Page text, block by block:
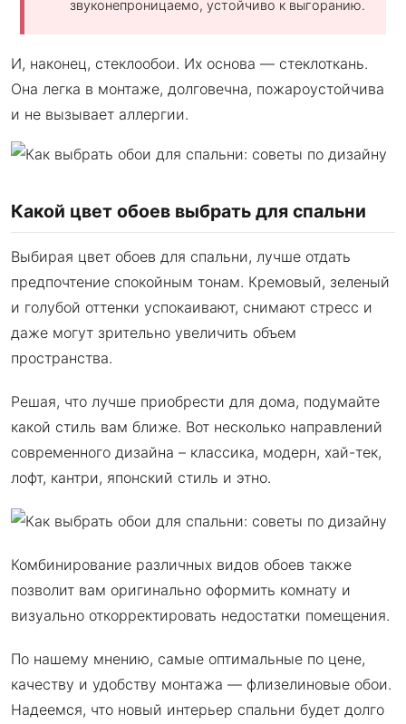
звуконепроницаемо, устойчиво к выгоранию.
И, наконец, стеклообои. Их основа — стеклоткань.
Она легка в монтаже, долговечна, пожароустойчива
и не вызывает аллергии.
Какой цвет обоев выбрать для спальни
Выбирая цвет обоев для спальни, лучше отдать
предпочтение спокойным тонам. Кремовый, зеленый
и голубой оттенки успокаивают, снимают стресс и
даже могут зрительно увеличить объем
пространства.
Решая, что лучше приобрести для дома, подумайте
какой стиль вам ближе. Вот несколько направлений
современного дизайна – классика, модерн, хай-тек,
лофт, кантри, японский стиль и этно.
Комбинирование различных видов обоев также
позволит вам оригинально оформить комнату и
визуально откорректировать недостатки помещения.
По нашему мнению, самые оптимальные по цене,
качеству и удобству монтажа — флизелиновые обои.
Надеемся, что новый интерьер спальни будет долго